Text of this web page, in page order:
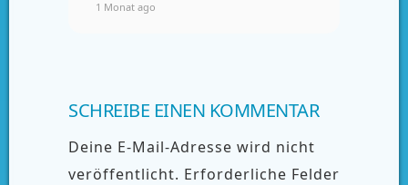
1 Monat ago
SCHREIBE EINEN KOMMENTAR
Deine E-Mail-Adresse wird nicht
veröffentlicht. Erforderliche Felder